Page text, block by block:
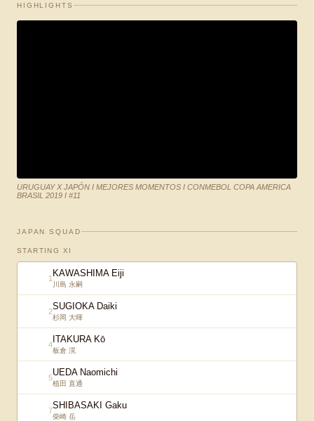
HIGHLIGHTS
URUGUAY X JAPÓN I MEJORES MOMENTOS I CONMEBOL COPA AMERICA
BRASIL 2019 I #11
JAPAN SQUAD
STARTING XI
1 KAWASHIMA Eiji
川島 永嗣
2SUGIOKA Daiki
杉岡 大暉
4 ITAKURA Kō
板倉 滉
5UEDA Naomichi
植田 直通
7SHIBASAKI Gaku
柴崎 岳